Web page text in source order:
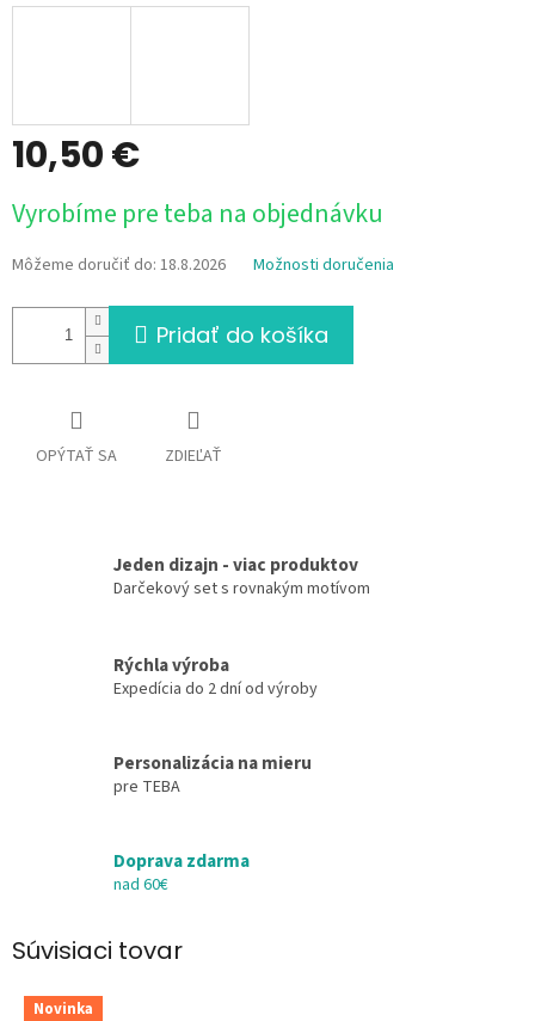
10,50 €
cena:
Vyrobíme pre teba na objednávku
Môžeme doručiť do: 18.8.2026 Možnosti doručenia
Pridať do košíka
OPÝTAŤ SA ZDIEĽAŤ
Jeden dizajn - viac produktov
Darčekový set s rovnakým motívom
Rýchla výroba
Expedícia do 2 dní od výroby
Personalizácia na mieru
pre TEBA
Doprava zdarma
nad 60€
Súvisiaci tovar
Novinka